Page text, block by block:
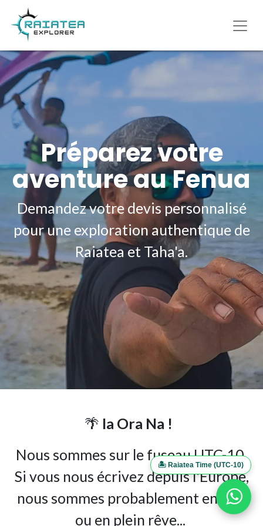
Préparez votre
aventure au Fenua
Demandez votre devis personnalisé
pour une exploration authentique de
Raiatea et Taha'a.
🌴 Ia Ora Na !
Nous sommes sur le fuseau UTC-10.
Si vous nous écrivez depuis l'Europe,
nous sommes probablement en mer
ou en plein rêve...
🏝️ Raiatea Time (UTC-10)